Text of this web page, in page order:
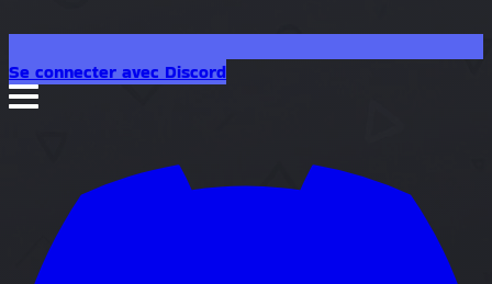
Se connecter avec Discord